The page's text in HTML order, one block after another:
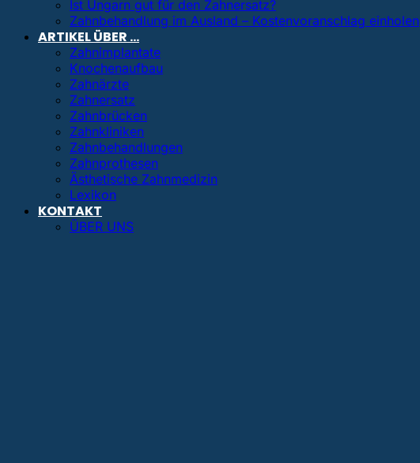
Ist Ungarn gut für den Zahnersatz?
Zahnbehandlung im Ausland – Kostenvoranschlag einholen
ARTIKEL ÜBER …
Zahnimplantate
Knochenaufbau
Zahnärzte
Zahnersatz
Zahnbrücken
Zahnkliniken
Zahnbehandlungen
Zahnprothesen
Ästhetische Zahnmedizin
Lexikon
KONTAKT
ÜBER UNS